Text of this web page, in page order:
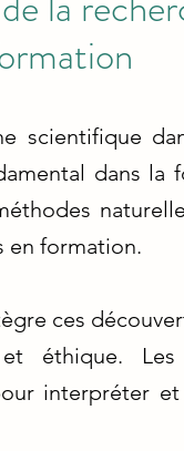
scientifique
dans la
en formation.
ces
et éthique.
interpréter